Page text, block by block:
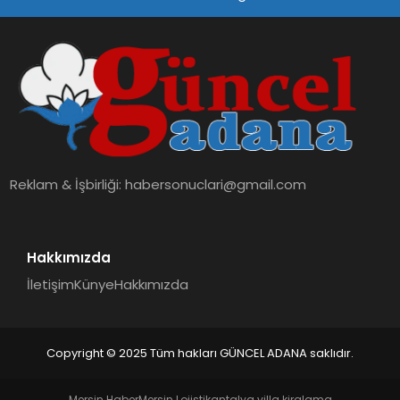
TEKNOLOJI
Reklam & İşbirliği:habersonuclari@gmail.com
Hakkımızda
İletişimKünyeHakkımızda
Copyright © 2025 Tüm hakları GÜNCEL ADANA saklıdır.